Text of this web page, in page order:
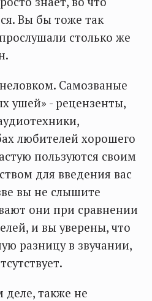
Вы бы тоже так
столько же
Самозваные
ушей» - рецензенты,
любителей хорошего
пользуются своим
для введения вас
вы не слышите
они при сравнении
и вы уверены, что
разницу в звучании,
деле, также не